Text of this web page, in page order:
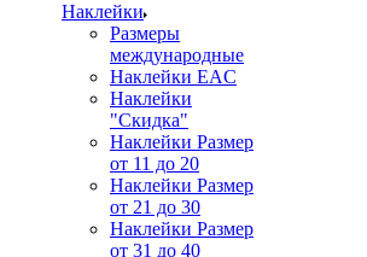
Наклейки
Размеры
международные
Наклейки EAC
Наклейки
"Скидка"
Наклейки Размер
от 11 до 20
Наклейки Размер
от 21 до 30
Наклейки Размер
от 31 до 40